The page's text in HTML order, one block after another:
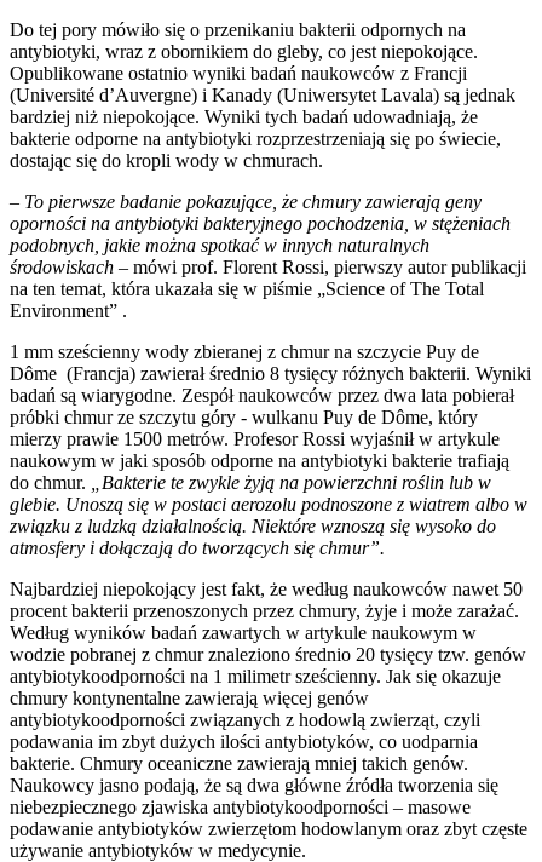
Do tej pory mówiło się o przenikaniu bakterii odpornych na
antybiotyki, wraz z obornikiem do gleby, co jest niepokojące.
Opublikowane ostatnio wyniki badań naukowców z Francji
(Université d’Auvergne) i Kanady (Uniwersytet Lavala) są jednak
bardziej niż niepokojące. Wyniki tych badań udowadniają, że
bakterie odporne na antybiotyki rozprzestrzeniają się po świecie,
dostając się do kropli wody w chmurach.
– To pierwsze badanie pokazujące, że chmury zawierają geny
oporności na antybiotyki bakteryjnego pochodzenia, w stężeniach
podobnych, jakie można spotkać w innych naturalnych
środowiskach – mówi prof. Florent Rossi, pierwszy autor publikacji
na ten temat, która ukazała się w piśmie „Science of The Total
Environment” .
1 mm sześcienny wody zbieranej z chmur na szczycie Puy de
Dôme (Francja) zawierał średnio 8 tysięcy różnych bakterii. Wyniki
badań są wiarygodne. Zespół naukowców przez dwa lata pobierał
próbki chmur ze szczytu góry - wulkanu Puy de Dôme, który
mierzy prawie 1500 metrów. Profesor Rossi wyjaśnił w artykule
naukowym w jaki sposób odporne na antybiotyki bakterie trafiają
do chmur.
„Bakterie te zwykle żyją na powierzchni roślin lub w
glebie. Unoszą się w postaci aerozolu podnoszone z wiatrem albo w
związku z ludzką działalnością. Niektóre wznoszą się wysoko do
atmosfery i dołączają do tworzących się chmur”.
Najbardziej niepokojący jest fakt, że według naukowców nawet 50
procent bakterii przenoszonych przez chmury, żyje i może zarażać.
Według wyników badań zawartych w artykule naukowym w
wodzie pobranej z chmur znaleziono średnio 20 tysięcy tzw. genów
antybiotykoodporności na 1 milimetr sześcienny. Jak się okazuje
chmury kontynentalne zawierają więcej genów
antybiotykoodporności związanych z hodowlą zwierząt, czyli
podawania im zbyt dużych ilości antybiotyków, co uodparnia
bakterie. Chmury oceaniczne zawierają mniej takich genów.
Naukowcy jasno podają, że są dwa główne źródła tworzenia się
niebezpiecznego zjawiska antybiotykoodporności – masowe
podawanie antybiotyków zwierzętom hodowlanym oraz zbyt częste
używanie antybiotyków w medycynie.